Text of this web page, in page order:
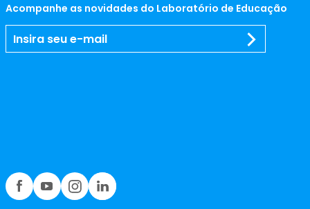
Acompanhe as novidades do Laboratório de Educação